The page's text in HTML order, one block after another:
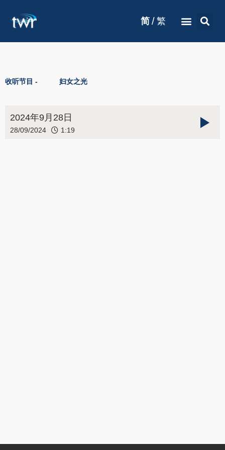
简 / 繁
收听节目 - 妇女之光
2024年9月28日
28/09/2024 1:19